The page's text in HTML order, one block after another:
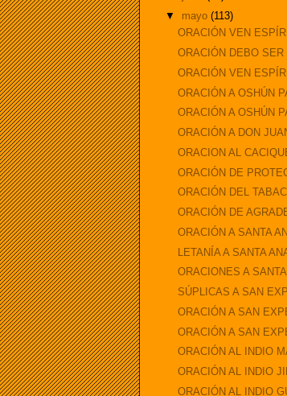
▼ mayo (113)
ORACIÓN VEN
ORACIÓN DEBO SER
ORACIÓN VEN
ORACIÓN A OSHÚN
ORACIÓN A OSHÚN
ORACIÓN A DON
ORACION AL
ORACIÓN DE
ORACIÓN DEL
ORACIÓN DE
ORACIÓN A SANTA
LETANÍA A SANTA
ORACIONES A
SÚPLICAS A SAN
ORACIÓN A SAN
ORACIÓN A SAN
ORACIÓN AL INDIO
ORACIÓN AL INDIO
ORACIÓN AL INDIO